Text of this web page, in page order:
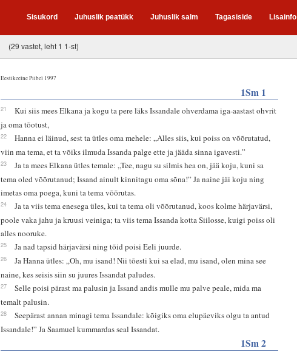
Sisukord Juhuslik peatükk Juhuslik salm Tagasiside Lisainfo
(29 vastet, leht 1 1-st)
Eestikeelne Piibel 1997
1Sm 1
21
Kui siis mees Elkana ja kogu ta pere läks Issandale ohverdama iga-aastast ohvrit
ja oma tõotust,
22
Hanna ei läinud, sest ta ütles oma mehele: „Alles siis, kui poiss on võõrutatud,
viin ma tema, et ta võiks ilmuda Issanda palge ette ja jääda sinna igavesti.”
23
Ja ta mees Elkana ütles temale: „Tee, nagu su silmis hea on, jää koju, kuni sa
tema oled võõrutanud; Issand ainult kinnitagu oma sõna!” Ja naine jäi koju ning
imetas oma poega, kuni ta tema võõrutas.
24
Ja ta viis tema enesega üles, kui ta tema oli võõrutanud, koos kolme härjavärsi,
poole vaka jahu ja kruusi veiniga; ta viis tema Issanda kotta Siilosse, kuigi poiss oli
alles nooruke.
25 Ja nad tapsid härjavärsi ning tõid poisi Eeli juurde.
26
Ja Hanna ütles: „Oh, mu isand! Nii tõesti kui sa elad, mu isand, olen mina see
naine, kes seisis siin su juures Issandat paludes.
27
Selle poisi pärast ma palusin ja Issand andis mulle mu palve peale, mida ma
temalt palusin.
28
Seepärast annan minagi tema Issandale: kõigiks oma elupäeviks olgu ta antud
Issandale!” Ja Saamuel kummardas seal Issandat.
1Sm 2